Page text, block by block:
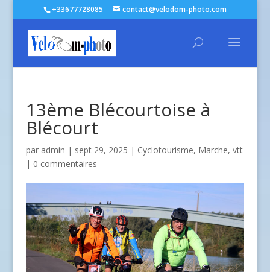
+33677728085 contact@velodom-photo.com
13ème Blécourtoise à
Blécourt
par admin | sept 29, 2025 | Cyclotourisme, Marche, vtt
| 0 commentaires